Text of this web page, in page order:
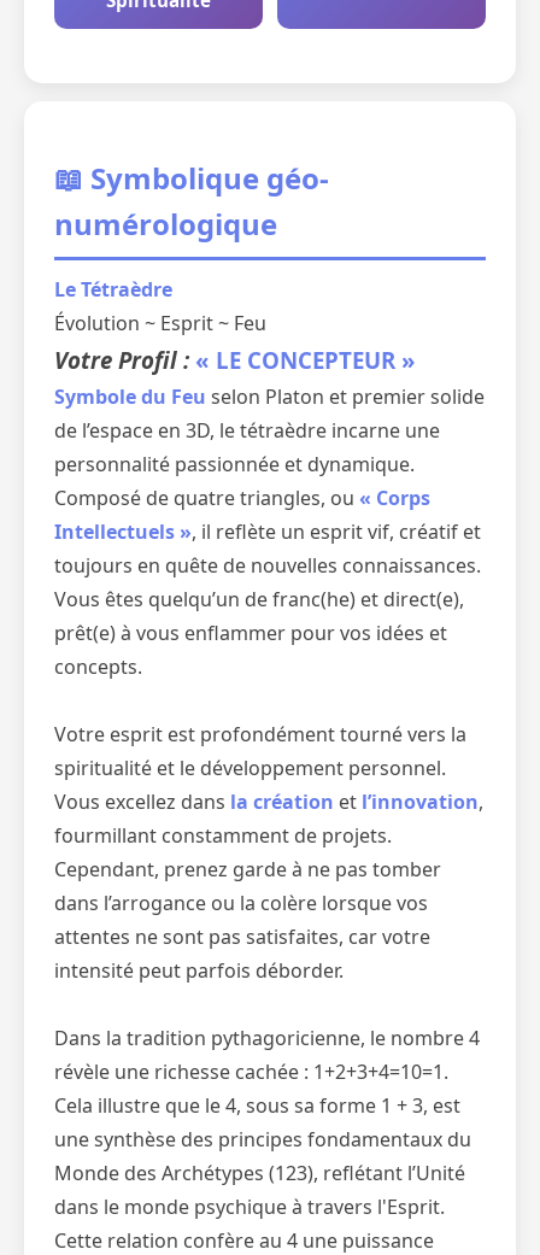
📖 Symbolique géo-
numérologique
Le Tétraèdre
Évolution ~ Esprit ~ Feu
Votre Profil : « LE CONCEPTEUR »
Symbole du Feu selon Platon et premier solide
de l’espace en 3D, le tétraèdre incarne une
personnalité passionnée et dynamique.
Composé de quatre triangles, ou « Corps
Intellectuels », il reflète un esprit vif, créatif et
toujours en quête de nouvelles connaissances.
Vous êtes quelqu’un de franc(he) et direct(e),
prêt(e) à vous enflammer pour vos idées et
concepts.
Votre esprit est profondément tourné vers la
spiritualité et le développement personnel.
Vous excellez dans la création et l’innovation,
fourmillant constamment de projets.
Cependant, prenez garde à ne pas tomber
dans l’arrogance ou la colère lorsque vos
attentes ne sont pas satisfaites, car votre
intensité peut parfois déborder.
Dans la tradition pythagoricienne, le nombre 4
révèle une richesse cachée : 1+2+3+4=10=1.
Cela illustre que le 4, sous sa forme 1 + 3, est
une synthèse des principes fondamentaux du
Monde des Archétypes (123), reflétant l’Unité
dans le monde psychique à travers l'Esprit.
Cette relation confère au 4 une puissance